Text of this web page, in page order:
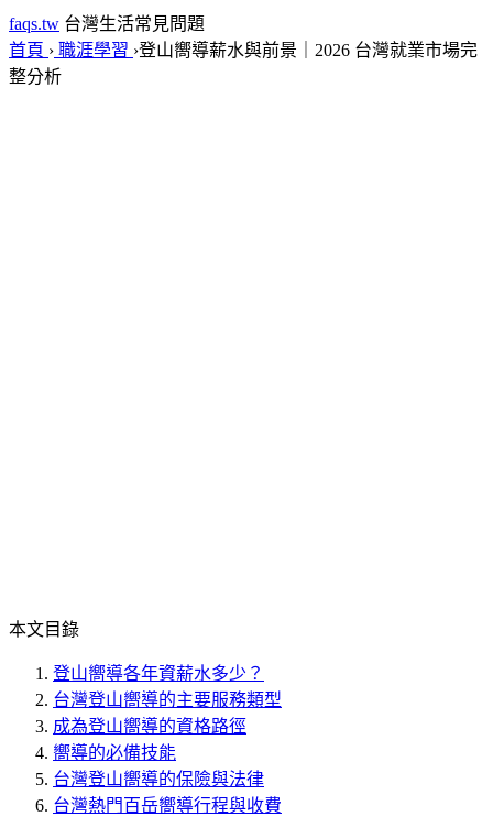
faqs.tw 台灣生活常見問題
首頁 › 職涯學習 ›登山嚮導薪水與前景｜2026 台灣就業市場完
整分析
本文目錄
登山嚮導各年資薪水多少？
台灣登山嚮導的主要服務類型
成為登山嚮導的資格路徑
嚮導的必備技能
台灣登山嚮導的保險與法律
台灣熱門百岳嚮導行程與收費